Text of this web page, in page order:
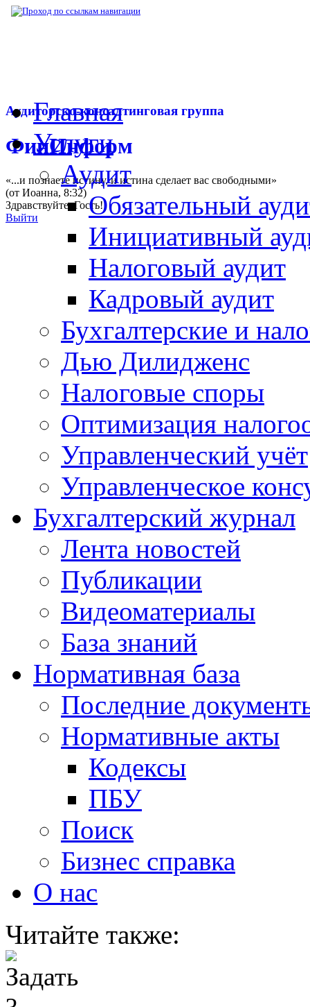
Аудиторско-консалтинговая группа
ФинИнформ
«...и познаете истину, и истина сделает вас свободными»
(от Иоанна, 8:32)
Здравствуйте,Гость!
Выйти
Главная
Услуги
Аудит
Обязательный
Инициативный
Налоговый аудит
Кадровый аудит
Бухгалтерские и
Дью Дилидженс
Налоговые споры
Оптимизация
Управленческий учёт
Управленческое
Бухгалтерский журнал
Лента новостей
Публикации
Видеоматериалы
База знаний
Нормативная база
Последние
Нормативные акты
Кодексы
ПБУ
Поиск
Бизнес справка
О нас
Читайте также: